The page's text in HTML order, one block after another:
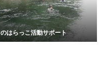
のはらっこ活動サポート